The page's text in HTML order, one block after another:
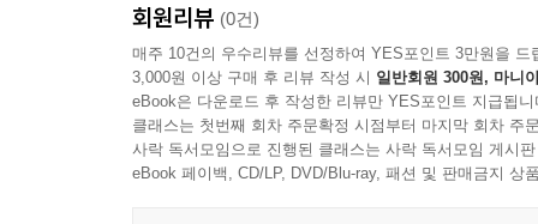
회원리뷰 (0건)
매주 10건의 우수리뷰를 선정하여 YES포인트 3만원을 드
3,000원 이상 구매 후 리뷰 작성 시 일반회원 300원, 마니
eBook은 다운로드 후 작성한 리뷰만 YES포인트 지급됩니
클래스는 첫번째 회차 주문확정 시점부터 마지막 회차 주
사락 독서모임으로 진행된 클래스는 사락 독서모임 게시
eBook 페이백, CD/LP, DVD/Blu-ray, 패션 및 판매금지 상